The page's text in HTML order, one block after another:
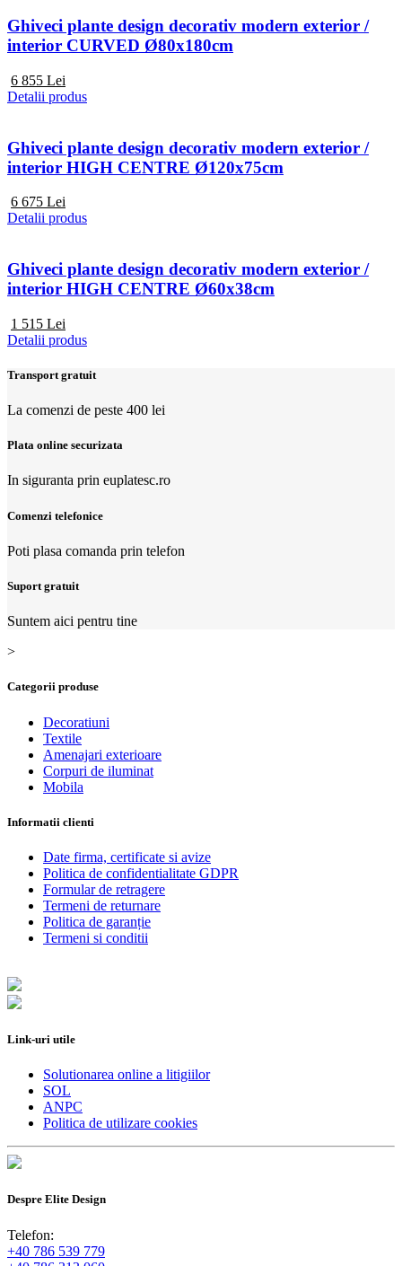
Ghiveci plante design decorativ modern exterior /
interior CURVED Ø80x180cm
6 855 Lei
Detalii produs
Ghiveci plante design decorativ modern exterior /
interior HIGH CENTRE Ø120x75cm
6 675 Lei
Detalii produs
Ghiveci plante design decorativ modern exterior /
interior HIGH CENTRE Ø60x38cm
1 515 Lei
Detalii produs
Transport gratuit
La comenzi de peste 400 lei
Plata online securizata
In siguranta prin euplatesc.ro
Comenzi telefonice
Poti plasa comanda prin telefon
Suport gratuit
Suntem aici pentru tine
>
Categorii produse
Decoratiuni
Textile
Amenajari exterioare
Corpuri de iluminat
Mobila
Informatii clienti
Date firma, certificate si avize
Politica de confidentialitate GDPR
Formular de retragere
Termeni de returnare
Politica de garanție
Termeni si conditii
Link-uri utile
Solutionarea online a litigiilor
SOL
ANPC
Politica de utilizare cookies
Despre Elite Design
Telefon:
+40 786 539 779